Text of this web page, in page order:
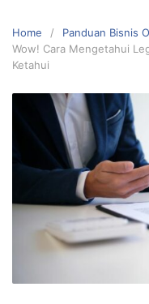
Home
Panduan Bisnis
Wow! Cara Mengetahui
Ketahui